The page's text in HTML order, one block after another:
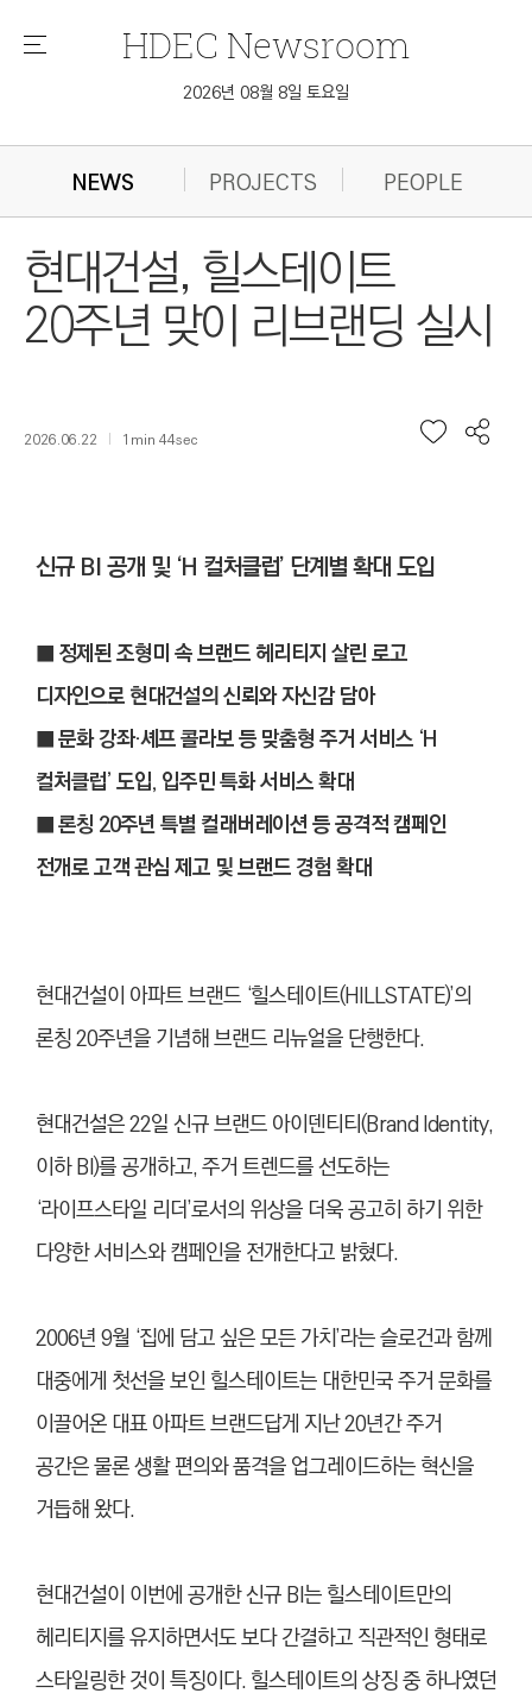
메
HDEC Newsroom
2026년 08월 8일 토요일
NEWS PROJECTS PEOPLE
현대건설, 힐스테이트
20주년 맞이 리브랜딩 실시
2026.06.22 1min 44sec
신규 BI 공개 및 ‘H 컬처클럽’ 단계별 확대 도입
■ 정제된 조형미 속 브랜드 헤리티지 살린 로고
디자인으로 현대건설의 신뢰와 자신감 담아
■ 문화 강좌·셰프 콜라보 등 맞춤형 주거 서비스 ‘H
컬처클럽’ 도입, 입주민 특화 서비스 확대
■ 론칭 20주년 특별 컬래버레이션 등 공격적 캠페인
전개로 고객 관심 제고 및 브랜드 경험 확대
현대건설이 아파트 브랜드 ‘힐스테이트(HILLSTATE)’의
론칭 20주년을 기념해 브랜드 리뉴얼을 단행한다.
현대건설은 22일 신규 브랜드 아이덴티티(Brand Identity,
이하 BI)를 공개하고, 주거 트렌드를 선도하는
‘라이프스타일 리더’로서의 위상을 더욱 공고히 하기 위한
다양한 서비스와 캠페인을 전개한다고 밝혔다.
2006년 9월 ‘집에 담고 싶은 모든 가치’라는 슬로건과 함께
대중에게 첫선을 보인 힐스테이트는 대한민국 주거 문화를
이끌어온 대표 아파트 브랜드답게 지난 20년간 주거
공간은 물론 생활 편의와 품격을 업그레이드하는 혁신을
거듭해 왔다.
현대건설이 이번에 공개한 신규 BI는 힐스테이트만의
헤리티지를 유지하면서도 보다 간결하고 직관적인 형태로
스타일링한 것이 특징이다. 힐스테이트의 상징 중 하나였던